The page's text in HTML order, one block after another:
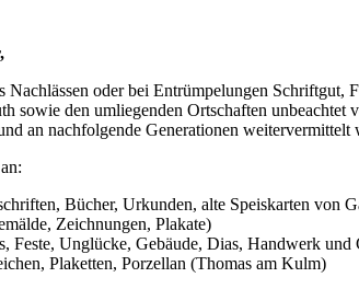
oder bei Entrümpelungen
sowie den umliegenden Ortschaften
an nachfolgende Generationen weitervermittelt
Bücher, Urkunden, alte Speiskarten von
Zeichnungen, Plakate)
Feste, Unglücke, Gebäude, Dias, Handwerk und
Plaketten, Porzellan (Thomas am Kulm)